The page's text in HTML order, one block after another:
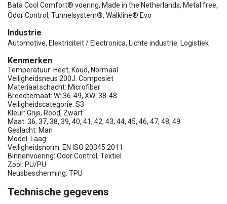
Bata Cool Comfort® voering, Made in the Netherlands, Metal free,
Odor Control, Tunnelsystem®, Walkline® Evo
Industrie
Automotive, Elektriciteit / Electronica, Lichte industrie, Logistiek
Kenmerken
Temperatuur: Heet, Koud, Normaal
Veiligheidsneus 200J: Composiet
Materiaal schacht: Microfiber
Breedtemaat: W: 36-49, XW: 38-48
Veiligheidscategorie: S3
Kleur: Grijs, Rood, Zwart
Maat: 36, 37, 38, 39, 40, 41, 42, 43, 44, 45, 46, 47, 48, 49
Geslacht: Man
Model: Laag
Veiligheidsnorm: EN ISO 20345:2011
Binnenvoering: Odor Control, Textiel
Zool: PU/PU
Neusbescherming: TPU
Technische gegevens